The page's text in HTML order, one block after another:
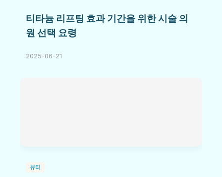
티타늄 리프팅 효과 기간을 위한 시술 의
원 선택 요령
2025-06-21
뷰티